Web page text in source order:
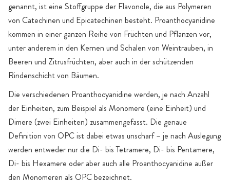
genannt, ist eine Stoffgruppe der Flavonole, die aus Polymeren
von Catechinen und Epicatechinen besteht. Proanthocyanidine
kommen in einer ganzen Reihe von Früchten und Pflanzen vor,
unter anderem in den Kernen und Schalen von Weintrauben, in
Beeren und Zitrusfrüchten, aber auch in der schützenden
Rindenschicht von Bäumen.
Die verschiedenen Proanthocyanidine werden, je nach Anzahl
der Einheiten, zum Beispiel als Monomere (eine Einheit) und
Dimere (zwei Einheiten) zusammengefasst. Die genaue
Definition von OPC ist dabei etwas unscharf – je nach Auslegung
werden entweder nur die Di- bis Tetramere, Di- bis Pentamere,
Di- bis Hexamere oder aber auch alle Proanthocyanidine außer
den Monomeren als OPC bezeichnet.